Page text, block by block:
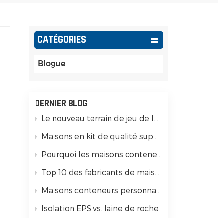
CATÉGORIES
Blogue
DERNIER BLOG
Le nouveau terrain de jeu de la génération Z&nbsp;: transformer les conteneurs modulaires en monnaie sociale
Maisons en kit de qualité supérieure : 15 différences clés que vous devez vérifier !
Pourquoi les maisons conteneurs préfabriquées ont-elles une bonne résistance aux tremblements de terre ?
Top 10 des fabricants de maisons conteneurs en Chine
Maisons conteneurs personnalisées pour le glamping de luxe
Isolation EPS vs. laine de roche